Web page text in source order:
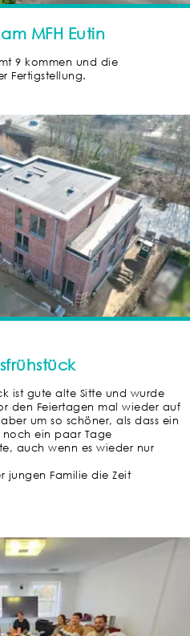
MFH Eutin
9 kommen und die
Fertigstellung.
ist gute alte Sitte und wurde
den Feiertagen mal wieder auf
um so schöner, als dass ein
noch ein paar Tage
auch wenn es wieder nur
jungen Familie die Zeit